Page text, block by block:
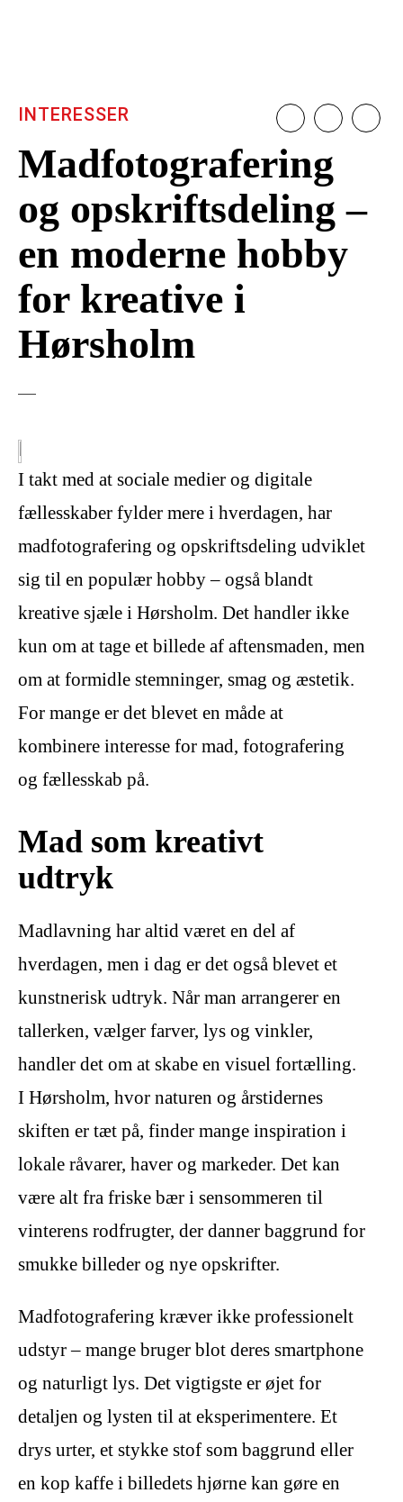
Madfotografering
og opskriftsdeling –
en moderne hobby
for kreative i
Hørsholm
INTERESSER
I takt med at sociale medier og digitale
fællesskaber fylder mere i hverdagen, har
madfotografering og opskriftsdeling udviklet
sig til en populær hobby – også blandt
kreative sjæle i Hørsholm. Det handler ikke
kun om at tage et billede af aftensmaden, men
om at formidle stemninger, smag og æstetik.
For mange er det blevet en måde at
kombinere interesse for mad, fotografering
og fællesskab på.
Mad som kreativt
udtryk
Madlavning har altid været en del af
hverdagen, men i dag er det også blevet et
kunstnerisk udtryk. Når man arrangerer en
tallerken, vælger farver, lys og vinkler,
handler det om at skabe en visuel fortælling.
I Hørsholm, hvor naturen og årstidernes
skiften er tæt på, finder mange inspiration i
lokale råvarer, haver og markeder. Det kan
være alt fra friske bær i sensommeren til
vinterens rodfrugter, der danner baggrund for
smukke billeder og nye opskrifter.
Madfotografering kræver ikke professionelt
udstyr – mange bruger blot deres smartphone
og naturligt lys. Det vigtigste er øjet for
detaljen og lysten til at eksperimentere. Et
drys urter, et stykke stof som baggrund eller
en kop kaffe i billedets hjørne kan gøre en